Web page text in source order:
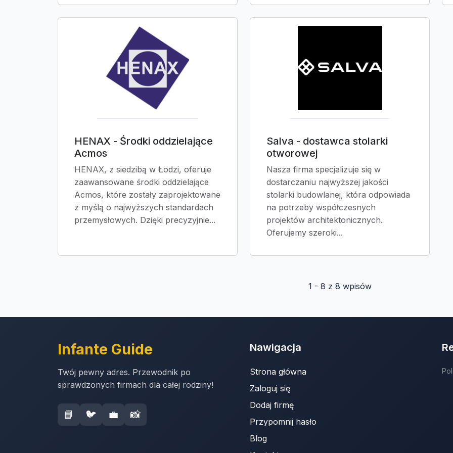
HENAX - Środki oddzielające
Acmos
HENAX, z siedzibą w Łodzi, oferuje
zaawansowane środki oddzielające
Acmos, które zostały zaprojektowane
z myślą o najwyższych standardach
przemysłowych. Dzięki precyzyjnie...
Salva - dostawca stolarki
otworowej
Nasza firma specjalizuje się w
dostarczaniu najwyższej jakości
stolarki budowlanej, która odpowiada
na potrzeby współczesnych
projektów architektonicznych.
Oferujemy szeroki...
1 - 8 z 8 wpisów
Infante Guide
Twój pewny adres. Przewodnik po
sprawdzonych firmach dla całej rodziny!
📘 🐦 💼 📸
Nawigacja
Strona główna
Zaloguj się
Dodaj firmę
Przypomnij hasło
Blog